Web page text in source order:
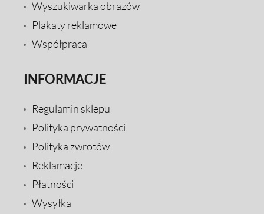
Wyszukiwarka obrazów
Plakaty reklamowe
Współpraca
INFORMACJE
Regulamin sklepu
Polityka prywatności
Polityka zwrotów
Reklamacje
Płatności
Wysyłka